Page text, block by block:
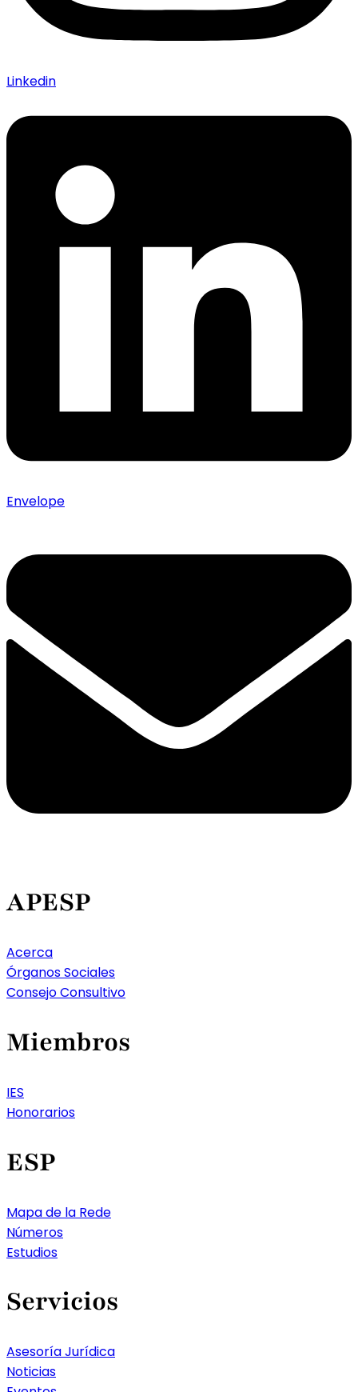
Linkedin
Envelope
APESP
Acerca
Órganos Sociales
Consejo Consultivo
Miembros
IES
Honorarios
ESP
Mapa de la Rede
Números
Estudios
Servicios
Asesoría Jurídica
Noticias